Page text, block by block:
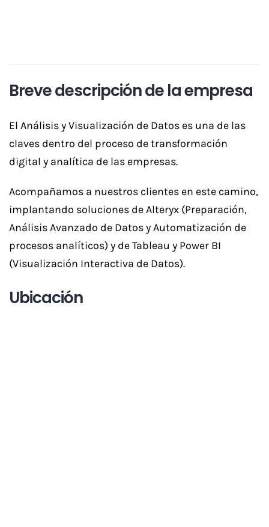
Breve descripción de la empresa
El Análisis y Visualización de Datos es una de las
claves dentro del proceso de transformación
digital y analítica de las empresas.
Acompañamos a nuestros clientes en este camino,
implantando soluciones de Alteryx (Preparación,
Análisis Avanzado de Datos y Automatización de
procesos analíticos) y de Tableau y Power BI
(Visualización Interactiva de Datos).
Ubicación